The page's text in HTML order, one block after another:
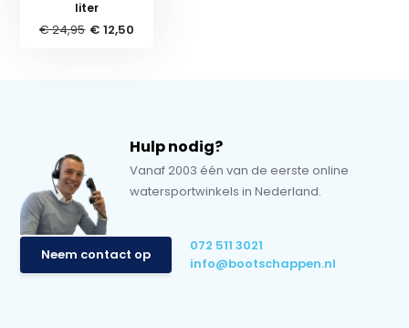
liter
€ 24,95 € 12,50
Hulp nodig?
Vanaf 2003 één van de eerste online
watersportwinkels in Nederland.
Neem contact op
072 511 3021
info@bootschappen.nl